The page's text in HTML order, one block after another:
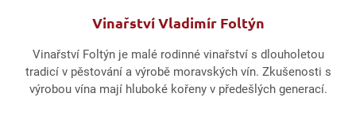
Vinařství Vladimír Foltýn
Vinařství Foltýn je malé rodinné vinařství s dlouholetou
tradicí v pěstování a výrobě moravských vín. Zkušenosti s
výrobou vína mají hluboké kořeny v předešlých generací.